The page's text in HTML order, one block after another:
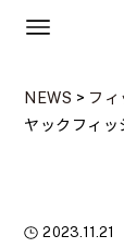
NEWS > フ
ヤックフィッ
2023.11.21